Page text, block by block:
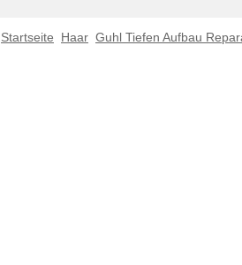
Startseite Haar Guhl Tiefen Aufbau